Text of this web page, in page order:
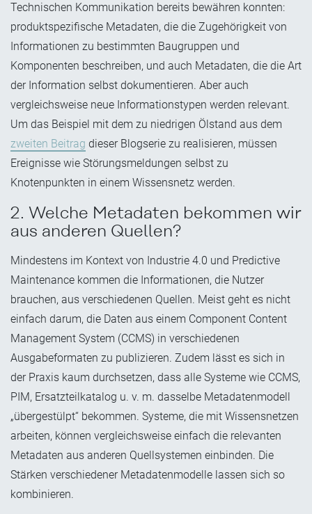
Technischen Kommunikation bereits bewähren konnten:
produktspezifische Metadaten, die die Zugehörigkeit von
Informationen zu bestimmten Baugruppen und
Komponenten beschreiben, und auch Metadaten, die die Art
der Information selbst dokumentieren. Aber auch
vergleichsweise neue Informationstypen werden relevant.
Um das Beispiel mit dem zu niedrigen Ölstand aus dem
zweiten Beitrag dieser Blogserie zu realisieren, müssen
Ereignisse wie Störungsmeldungen selbst zu
Knotenpunkten in einem Wissensnetz werden.
2. Welche Metadaten bekommen wir
aus anderen Quellen?
Mindestens im Kontext von Industrie 4.0 und Predictive
Maintenance kommen die Informationen, die Nutzer
brauchen, aus verschiedenen Quellen. Meist geht es nicht
einfach darum, die Daten aus einem Component Content
Management System (CCMS) in verschiedenen
Ausgabeformaten zu publizieren. Zudem lässt es sich in
der Praxis kaum durchsetzen, dass alle Systeme wie CCMS,
PIM, Ersatzteilkatalog u. v. m. dasselbe Metadatenmodell
„übergestülpt“ bekommen. Systeme, die mit Wissensnetzen
arbeiten, können vergleichsweise einfach die relevanten
Metadaten aus anderen Quellsystemen einbinden. Die
Stärken verschiedener Metadatenmodelle lassen sich so
kombinieren.